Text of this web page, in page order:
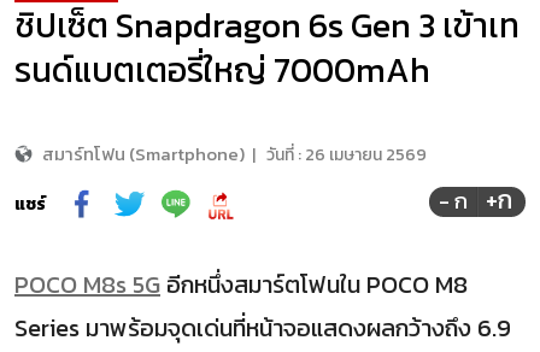
ชิปเซ็ต Snapdragon 6s Gen 3 เข้าเท
รนด์แบตเตอรี่ใหญ่ 7000mAh
สมาร์ทโฟน (Smartphone) | วันที่ :26 เมษายน 2569
แชร์
- ก +ก
POCO M8s 5G อีกหนึ่งสมาร์ตโฟนใน POCO M8
Series มาพร้อมจุดเด่นที่หน้าจอแสดงผลกว้างถึง 6.9